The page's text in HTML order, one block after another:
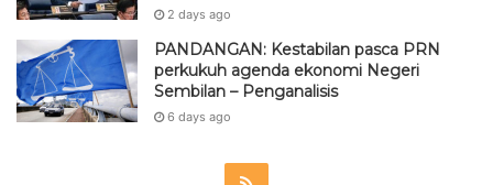
2 days ago
PANDANGAN: Kestabilan pasca PRN
perkukuh agenda ekonomi Negeri
Sembilan – Penganalisis
6 days ago